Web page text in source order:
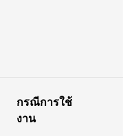
กรณีการใช้
งาน